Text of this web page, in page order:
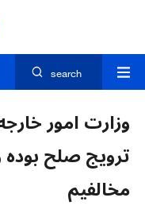
search
وزارت امور
ترویج صلح
مخالفیم